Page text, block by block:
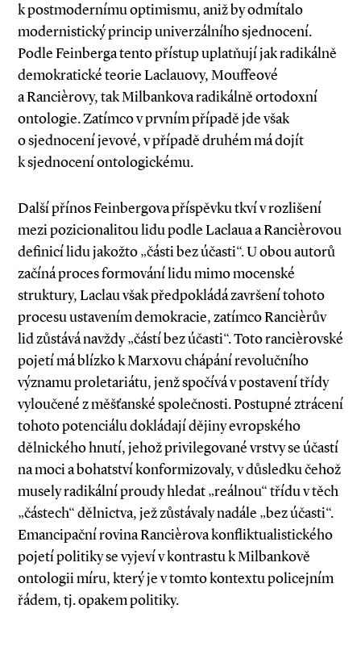
k postmodernímu optimismu, aniž by odmítalo
modernistický princip univerzálního sjednocení.
Podle Feinberga tento přístup uplatňují jak radikálně
demokratické teorie Laclauovy, Mouffeové
a Rancièrovy, tak Milbankova radikálně ortodoxní
ontologie. Zatímco v prvním případě jde však
o sjednocení jevové, v případě druhém má dojít
k sjednocení ontologickému.
Další přínos Feinbergova příspěvku tkví v rozlišení
mezi pozicionalitou lidu podle Laclaua a Rancièrovou
definicí lidu jakožto „části bez účasti“. U obou autorů
začíná proces formování lidu mimo mocenské
struktury, Laclau však předpokládá završení tohoto
procesu ustavením demokracie, zatímco Rancièrův
lid zůstává navždy „částí bez účasti“. Toto rancièrovské
pojetí má blízko k Marxovu chápání revolučního
významu proletariá­tu, jenž spočívá v postavení třídy
vyloučené z měšťanské společnosti. Postupné ztrácení
tohoto potenciálu dokládají dějiny evropského
dělnického hnutí, jehož privilegované vrstvy se účastí
na moci a bohatství konformizovaly, v důsledku čehož
musely radikální proudy hledat „reálnou“ třídu v těch
„částech“ dělnictva, jež zůstávaly nadále „bez účasti“.
Emancipační rovina Rancièrova konfliktualistického
pojetí politiky se vyjeví v kontrastu k Milbankově
ontologii míru, který je v tomto kontextu policejním
řádem, tj. opakem politiky.